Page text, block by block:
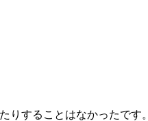
りすることはなかったです。